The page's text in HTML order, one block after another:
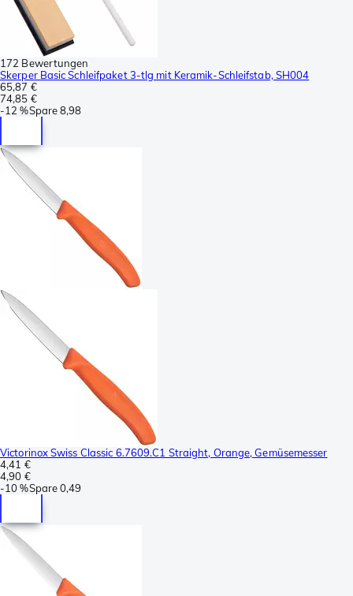
172 Bewertungen
Skerper Basic Schleifpaket 3-tlg mit Keramik-Schleifstab, SH004
65,87 €
74,85 €
-12 %Spare8,98
Victorinox Swiss Classic 6.7609.C1 Straight, Orange, Gemüsemesser
4,41 €
4,90 €
-10 %Spare0,49